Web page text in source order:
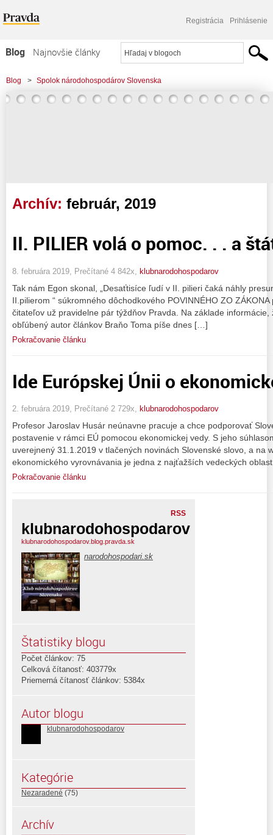
Registrácia Prihlásenie
Blog
Najnovšie články
Najčítanejšie články
Najkomentovanejšie články
Blog > Spolok národohospodárov Slovenska
Archív: február, 2019
II. PILIER volá o pomoc. . . a
8. februára 2019, Prečítané 4 842x, klubnarodohospodarov
Tak nám Egon skonal, „Desaťtisíce ľudí v II. pilieri čaká náhly
II.pilierom “ súkromného dôchodkového POVINNÉHO ZO
čitateľov už pravidelne pár týždňov Pravda. Na základe
obľúbený autor článkov Braňo Toma píše dnes […]
Pokračovanie článku
Ide Európskej Únii o
2. februára 2019, Prečítané 2 729x, klubnarodohospodarov
Profesor Jaroslav Husár neúnavne pracuje a chce podporovať
postavenie v rámci EÚ pomocou ekonomickej vedy. S jeho
uverejnený 31.1.2019 v tlačených novinách Slovenské slovo, a na
ekonomického vyrovnávania je jedna z najťažších vedeckých
Pokračovanie článku
RSS
klubnarodohospodarov
klubnarodohospodarov.blog.pravda.sk
narodohospodari.sk
Štatistiky blogu
Počet článkov: 75
Celková čítanosť: 403779x
Priemerná čítanosť článkov: 5384x
Autor blogu
klubnarodohospodarov
Kategórie
Nezaradené (75)
Archív